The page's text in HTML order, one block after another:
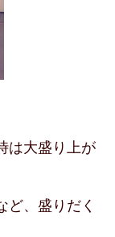
は大盛り上が
ど、盛りだく